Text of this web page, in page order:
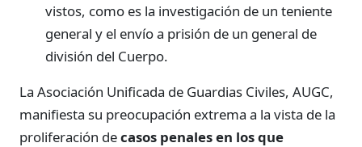
vistos, como es la investigación de un teniente
general y el envío a prisión de un general de
división del Cuerpo.
La Asociación Unificada de Guardias Civiles, AUGC,
manifiesta su preocupación extrema a la vista de la
proliferación decasos penales en los que